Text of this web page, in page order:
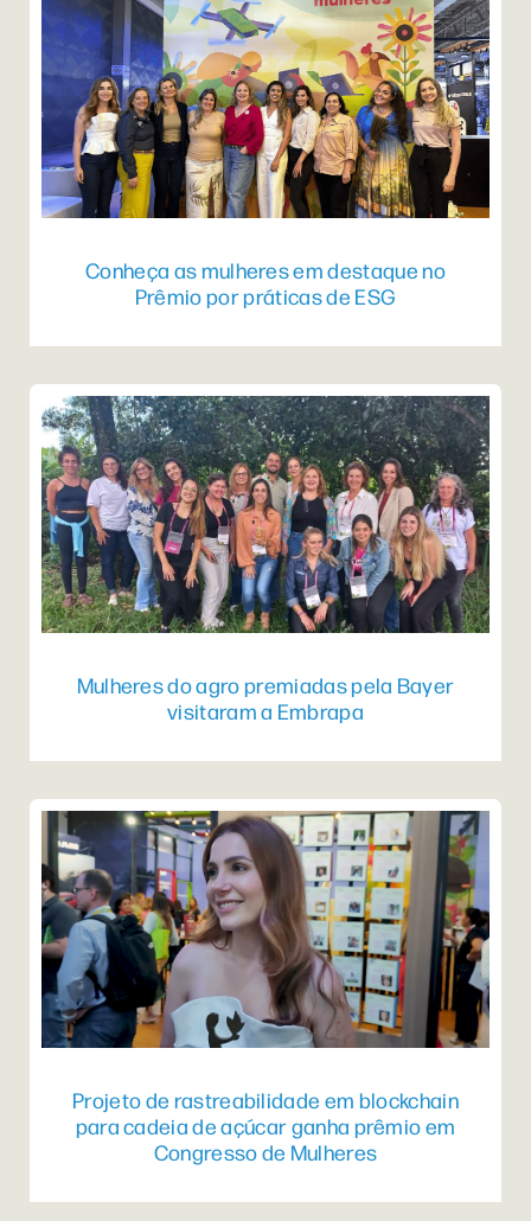
Conheça as mulheres em destaque no
Prêmio por práticas de ESG
Mulheres do agro premiadas pela Bayer
visitaram a Embrapa
Projeto de rastreabilidade em blockchain
para cadeia de açúcar ganha prêmio em
Congresso de Mulheres